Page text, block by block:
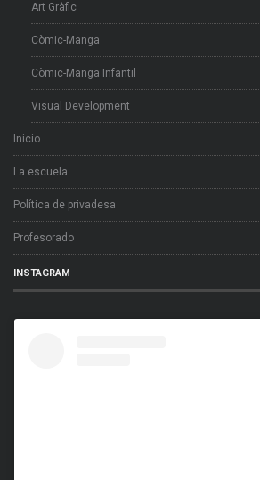
Art Gràfic
Còmic-Manga
Còmic-Manga Infantil
Visual Development
Inicio
La escuela
Política de privadesa
Profesorado
INSTAGRAM